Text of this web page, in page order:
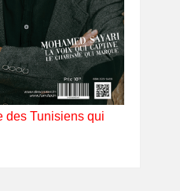
des Tunisiens qui